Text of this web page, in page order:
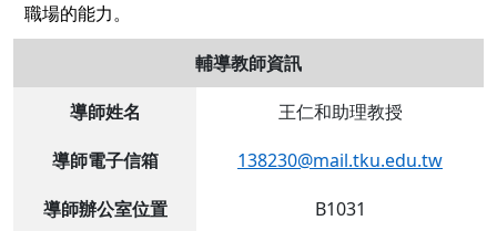
職場的能力。
輔導教師資訊
導師姓名
王仁和助理教授
導師電子信箱
138230@mail.tku.edu.tw
導師辦公室位置
B1031